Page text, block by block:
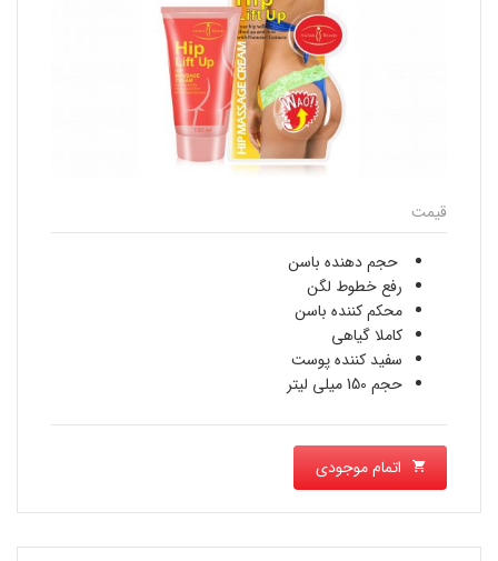
قیمت
حجم دهنده باسن
رفع خطوط لگن
محکم کننده باسن
کاملا گیاهی
سفید کننده پوست
حجم 150 میلی لیتر
اتمام موجودی